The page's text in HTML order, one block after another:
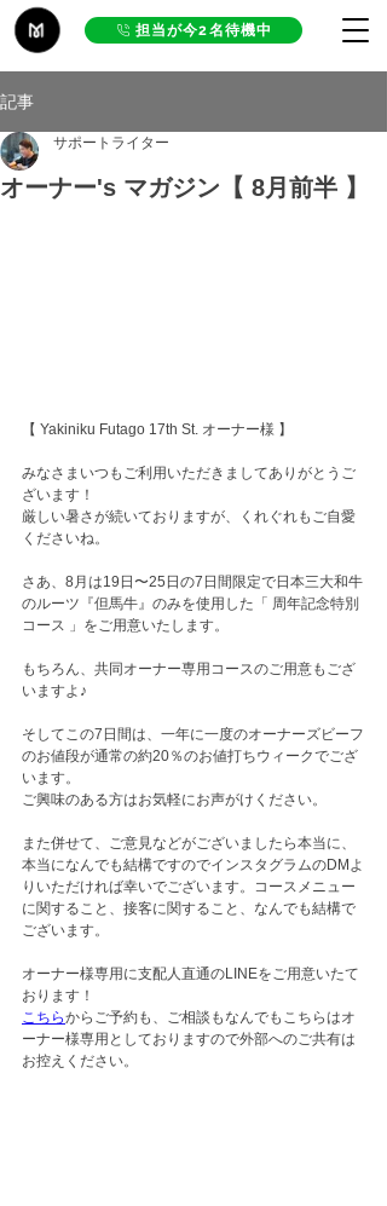
担当が今2名待機中
記事
オーナー's マガジン【 8月前半 】
サポートライター
【 Yakiniku Futago 17th St. オーナー様 】
みなさまいつもご利用いただきましてありがとうご
ざいます！
厳しい暑さが続いておりますが、くれぐれもご自愛
くださいね。
さあ、8月は19日〜25日の7日間限定で日本三大和牛
のルーツ『但馬牛』のみを使用した「 周年記念特別
コース 」をご用意いたします。
もちろん、共同オーナー専用コースのご用意もござ
いますよ♪
そしてこの7日間は、一年に一度のオーナーズビーフ
のお値段が通常の約20％のお値打ちウィークでござ
います。
ご興味のある方はお気軽にお声がけください。
また併せて、ご意見などがございましたら本当に、
本当になんでも結構ですのでインスタグラムのDMよ
りいただければ幸いでございます。コースメニュー
に関すること、接客に関すること、なんでも結構で
ございます。
オーナー様専用に支配人直通のLINEをご用意いたて
おります！
こちらからご予約も、ご相談もなんでもこちらはオ
ーナー様専用としておりますので外部へのご共有は
お控えください。